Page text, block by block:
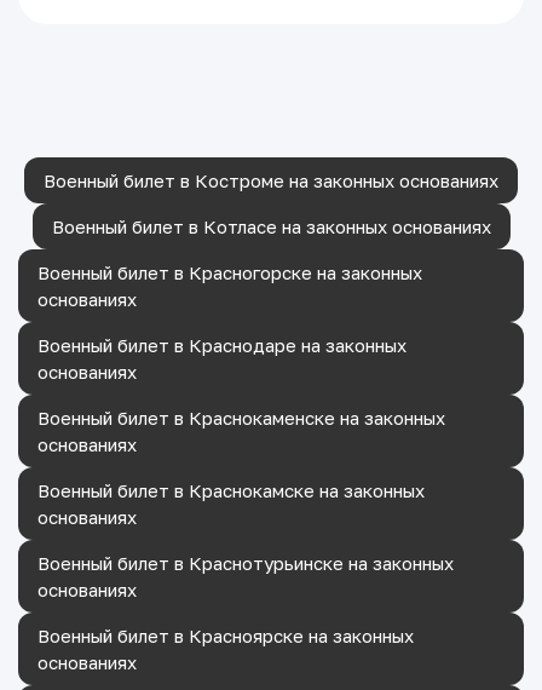
Военный билет в Костроме на законных основаниях
Военный билет в Котласе на законных основаниях
Военный билет в Красногорске на законных
основаниях
Военный билет в Краснодаре на законных
основаниях
Военный билет в Краснокаменске на законных
основаниях
Военный билет в Краснокамске на законных
основаниях
Военный билет в Краснотурьинске на законных
основаниях
Военный билет в Красноярске на законных
основаниях